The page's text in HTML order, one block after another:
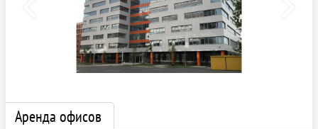
Аренда офисов